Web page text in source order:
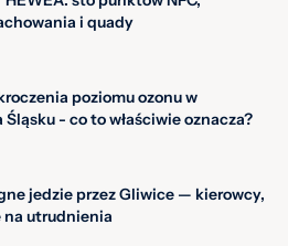
i quady
poziomu ozonu w
- co to właściwie oznacza?
jedzie przez Gliwice — kierowcy,
na utrudnienia